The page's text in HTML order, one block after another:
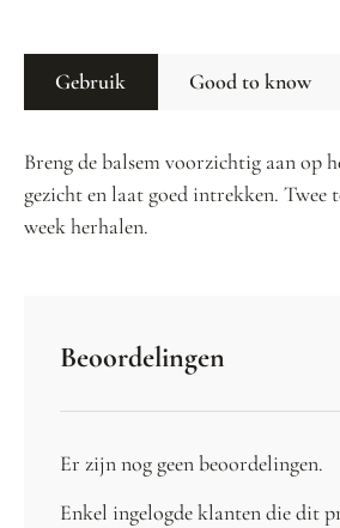
Gebruik Good to know
Breng de balsem voorzichtig aan op
gezicht en laat goed intrekken. Twee
week herhalen.
Beoordelingen
Er zijn nog geen beoordelingen.
Enkel ingelogde klanten die dit